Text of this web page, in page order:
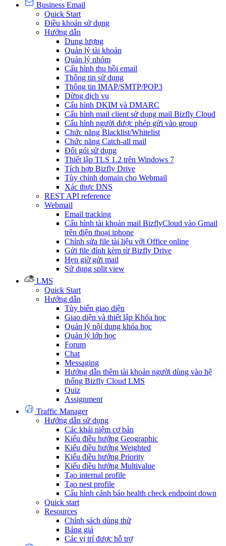
Business Email
Quick Start
Điều khoản sử dụng
Hướng dẫn
Dung lượng
Quản lý tài khoản
Quản lý nhóm
Cấu hình thu hồi email
Thông tin sử dụng
Thông tin IMAP/SMTP/POP3
Dừng dịch vụ
Cấu hình DKIM và DMARC
Cấu hình mail client sử dụng mail Bizfly Cloud
Cấu hình người được phép gửi vào group
Chức năng Blacklist/Whitelist
Chức năng Catch-all mail
Đổi gói sử dụng
Thiết lập TLS 1.2 trên Windows 7
Tích hợp Bizfly Drive
Tùy chỉnh domain cho Webmail
Xác thực DNS
REST API reference
Webmail
Email tracking
Cấu hình tài khoản mail BizflyCloud vào Gmail
trên điện thoại iphone
Chỉnh sửa file tài liệu với Office online
Gửi file đính kèm từ Bizfly Drive
Hẹn giờ gửi mail
Sử dụng split view
LMS
Quick Start
Hướng dẫn
Tùy biến giao diện
Giao diện và thiết lập Khóa học
Quản lý nội dung khóa học
Quản lý lớp học
Forum
Chat
Messaging
Hướng dẫn thêm tài khoản người dùng vào hệ
thống Bizfly Cloud LMS
Quiz
Assignment
Traffic Manager
Hướng dẫn sử dụng
Các khái niệm cơ bản
Kiểu điều hướng Geographic
Kiểu điều hướng Weighted
Kiểu điều hướng Priority
Kiểu điều hướng Multivalue
Tạo internal profile
Tạo nest profile
Cấu hình cảnh báo health check endpoint down
Quick start
Resources
Chính sách dùng thử
Bảng giá
Các vị trí được hỗ trợ